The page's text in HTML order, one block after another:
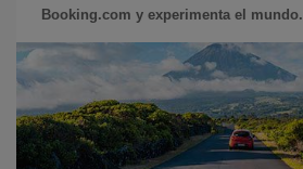
Booking.com y experimenta el mundo.